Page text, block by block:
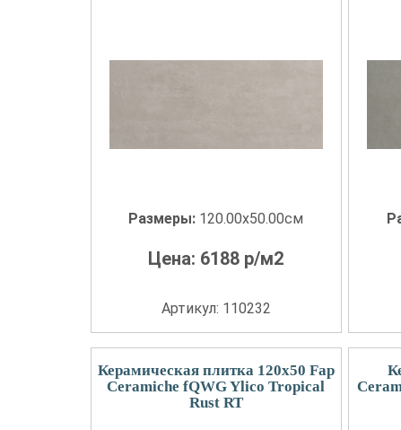
Размеры: 120.00x50.00см
Цена: 6188 р/м2
Артикул: 110232
Керамическая плитка 120x50 Fap
Ceramiche fQWG Ylico Tropical
Rust RT